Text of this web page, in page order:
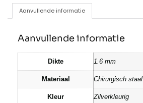
Aanvullende informatie
Aanvullende informatie
Dikte 1.6 mm
Materiaal Chirurgisch staal
Kleur Zilverkleurig